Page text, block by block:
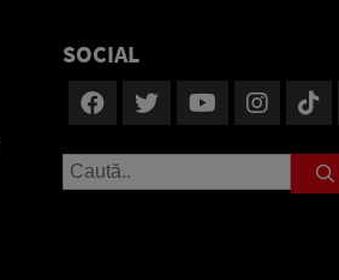
SOCIAL